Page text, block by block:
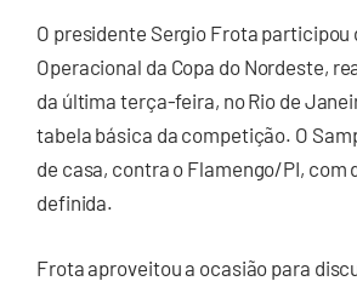
O presidente Sergio Frota participou
Operacional da Copa do Nordeste,
da última terça-feira, no Rio de
tabela básica da competição. O
de casa, contra o Flamengo/PI, com
definida.
Frota aproveitou a ocasião para